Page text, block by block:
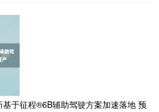
于征程®6B辅助驾驶方案加速落地 预